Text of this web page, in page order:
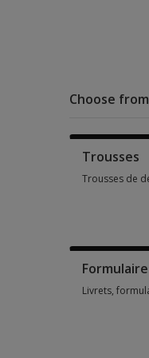
Choose
Trousses
Trousses de
Livrets,